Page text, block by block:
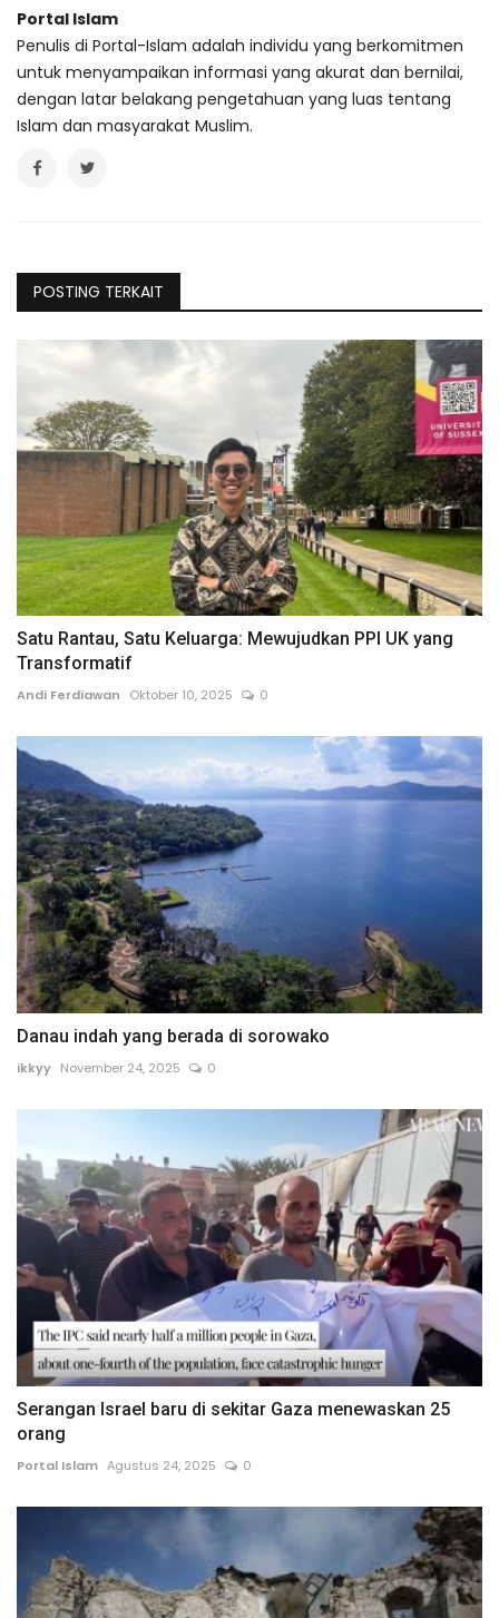
Portal Islam
Penulis di Portal-Islam adalah individu yang berkomitmen
untuk menyampaikan informasi yang akurat dan bernilai,
dengan latar belakang pengetahuan yang luas tentang
Islam dan masyarakat Muslim.
POSTING TERKAIT
Satu Rantau, Satu Keluarga: Mewujudkan PPI UK yang
Transformatif
Andi Ferdiawan Oktober 10, 2025 0
Danau indah yang berada di sorowako
ikkyy November 24, 2025 0
Serangan Israel baru di sekitar Gaza menewaskan 25
orang
Portal Islam Agustus 24, 2025 0